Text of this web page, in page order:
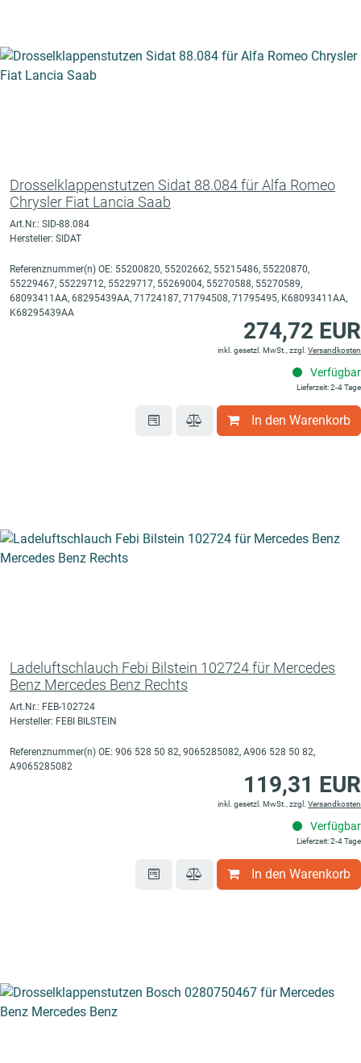
Drosselklappenstutzen Sidat 88.084 für Alfa Romeo
Chrysler Fiat Lancia Saab
Art.Nr.: SID-88.084
Hersteller: SIDAT
Referenznummer(n) OE: 55200820, 55202662, 55215486, 55220870,
55229467, 55229712, 55229717, 55269004, 55270588, 55270589,
68093411AA, 68295439AA, 71724187, 71794508, 71795495, K68093411AA,
K68295439AA
274,72 EUR
inkl. gesetzl. MwSt., zzgl. Versandkosten
Verfügbar
Lieferzeit: 2-4 Tage
In den Warenkorb
Ladeluftschlauch Febi Bilstein 102724 für Mercedes
Benz Mercedes Benz Rechts
Art.Nr.: FEB-102724
Hersteller: FEBI BILSTEIN
Referenznummer(n) OE: 906 528 50 82, 9065285082, A906 528 50 82,
A9065285082
119,31 EUR
inkl. gesetzl. MwSt., zzgl. Versandkosten
Verfügbar
Lieferzeit: 2-4 Tage
In den Warenkorb